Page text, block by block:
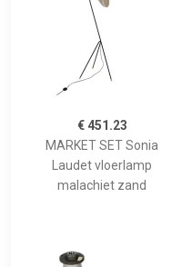
€ 451.23
MARKET SET Sonia
Laudet vloerlamp
malachiet zand